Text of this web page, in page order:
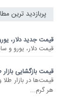
پربازدید ترین
قیمت جدید دلار، یورو
قیمت دلار، یورو و
قیمت بازگشایی بازار طلا و
قیمت‌ها در بازار
هر گرم...